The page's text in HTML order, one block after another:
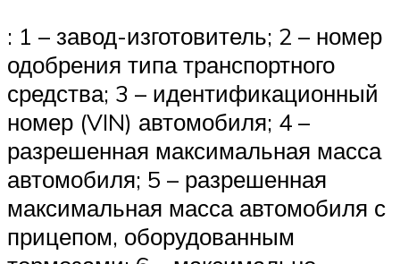
: 1 – завод-изготовитель; 2 – номер
одобрения типа транспортного
средства; 3 – идентификационный
номер (VIN) автомобиля; 4 –
разрешенная максимальная масса
автомобиля; 5 – разрешенная
максимальная масса автомобиля с
прицепом, оборудованным